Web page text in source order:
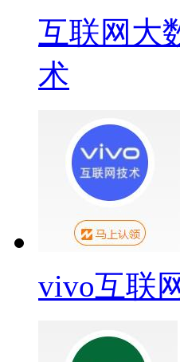
互联网大
术
vivo互联